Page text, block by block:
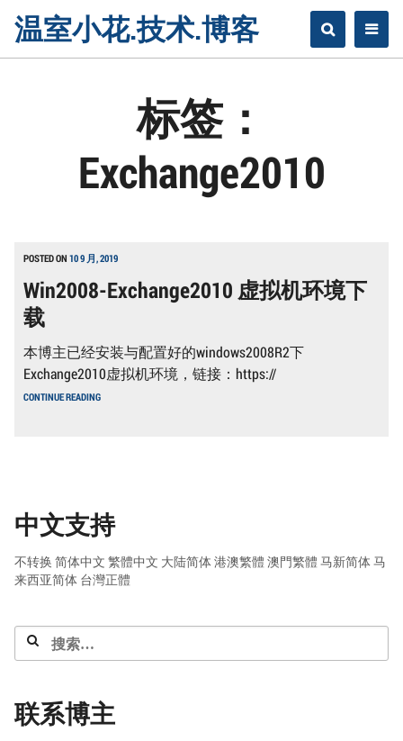
温室小花.技术.博客
标签：
Exchange2010
POSTED ON 10 9 月, 2019
Win2008-Exchange2010 虚拟机环境下
载
本博主已经安装与配置好的windows2008R2下
Exchange2010虚拟机环境，链接：https://
CONTINUE READING
EXCHANGE2010
中文支持
不转换 简体中文 繁體中文 大陆简体港澳繁體 澳門繁體 马新简体马
来西亚简体 台灣正體
搜
索：
联系博主